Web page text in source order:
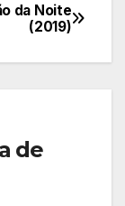
da Noite
(2019)
de